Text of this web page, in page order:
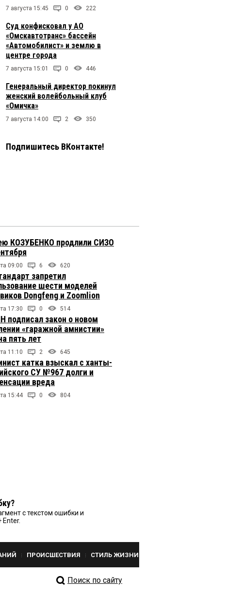
7 августа 15:45 0 222
Суд конфисковал у АО
«Омскавтотранс» бассейн
«Автомобилист» и землю в
центре города
7 августа 15:01 0 446
Генеральный директор покинул
женский волейбольный клуб
«Омичка»
7 августа 14:00 2 350
Подпишитесь ВКонтакте!
КОЗУБЕНКО продлили СИЗО
09:00 6 620
запретил
шести моделей
Dongfeng и Zoomlion
17:30 0 514
подписал закон о новом
«гаражной амнистии»
пять лет
11:10 2 645
катка взыскал с ханты-
СУ №967 долги и
вреда
15:44 0 804
с текстом ошибки и
ПРОИСШЕСТВИЯ СТИЛЬ ЖИЗНИ
Поиск по сайту